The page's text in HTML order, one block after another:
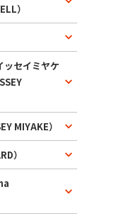
）
ッセイミヤケ
MIYAKE）
）